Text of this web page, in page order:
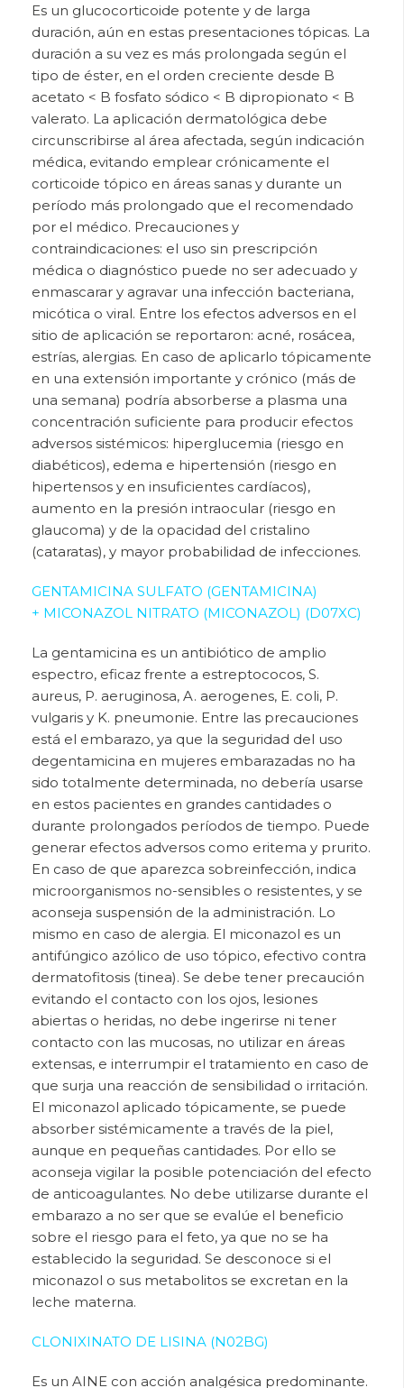
Es un glucocorticoide potente y de larga
duración, aún en estas presentaciones tópicas. La
duración a su vez es más prolongada según el
tipo de éster, en el orden creciente desde B
acetato < B fosfato sódico < B dipropionato < B
valerato. La aplicación dermatológica debe
circunscribirse al área afectada, según indicación
médica, evitando emplear crónicamente el
corticoide tópico en áreas sanas y durante un
período más prolongado que el recomendado
por el médico. Precauciones y
contraindicaciones: el uso sin prescripción
médica o diagnóstico puede no ser adecuado y
enmascarar y agravar una infección bacteriana,
micótica o viral. Entre los efectos adversos en el
sitio de aplicación se reportaron: acné, rosácea,
estrías, alergias. En caso de aplicarlo tópicamente
en una extensión importante y crónico (más de
una semana) podría absorberse a plasma una
concentración suficiente para producir efectos
adversos sistémicos: hiperglucemia (riesgo en
diabéticos), edema e hipertensión (riesgo en
hipertensos y en insuficientes cardíacos),
aumento en la presión intraocular (riesgo en
glaucoma) y de la opacidad del cristalino
(cataratas), y mayor probabilidad de infecciones.
GENTAMICINA SULFATO (GENTAMICINA)
+ MICONAZOL NITRATO (MICONAZOL) (D07XC)
La gentamicina es un antibiótico de amplio
espectro, eficaz frente a estreptococos, S.
aureus, P. aeruginosa, A. aerogenes, E. coli, P.
vulgaris y K. pneumonie. Entre las precauciones
está el embarazo, ya que la seguridad del uso
degentamicina en mujeres embarazadas no ha
sido totalmente determinada, no debería usarse
en estos pacientes en grandes cantidades o
durante prolongados períodos de tiempo. Puede
generar efectos adversos como eritema y prurito.
En caso de que aparezca sobreinfección, indica
microorganismos no-sensibles o resistentes, y se
aconseja suspensión de la administración. Lo
mismo en caso de alergia. El miconazol es un
antifúngico azólico de uso tópico, efectivo contra
dermatofitosis (tinea). Se debe tener precaución
evitando el contacto con los ojos, lesiones
abiertas o heridas, no debe ingerirse ni tener
contacto con las mucosas, no utilizar en áreas
extensas, e interrumpir el tratamiento en caso de
que surja una reacción de sensibilidad o irritación.
El miconazol aplicado tópicamente, se puede
absorber sistémicamente a través de la piel,
aunque en pequeñas cantidades. Por ello se
aconseja vigilar la posible potenciación del efecto
de anticoagulantes. No debe utilizarse durante el
embarazo a no ser que se evalúe el beneficio
sobre el riesgo para el feto, ya que no se ha
establecido la seguridad. Se desconoce si el
miconazol o sus metabolitos se excretan en la
leche materna.
CLONIXINATO DE LISINA (N02BG)
Es un AINE con acción analgésica predominante.